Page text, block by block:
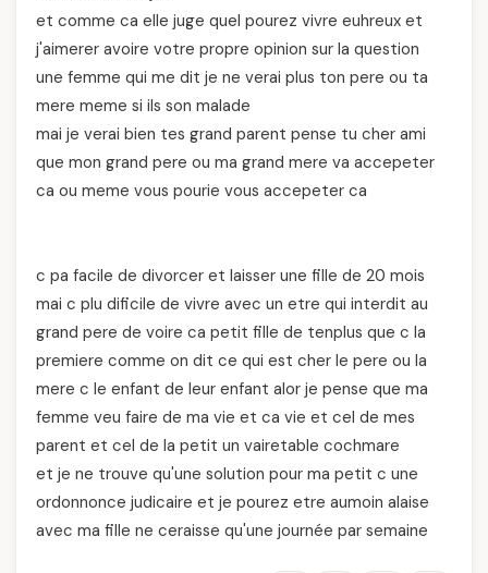
et comme ca elle juge quel pourez vivre euhreux et
j'aimerer avoire votre propre opinion sur la question
une femme qui me dit je ne verai plus ton pere ou ta
mere meme si ils son malade
mai je verai bien tes grand parent pense tu cher ami
que mon grand pere ou ma grand mere va accepeter
ca ou meme vous pourie vous accepeter ca
c pa facile de divorcer et laisser une fille de 20 mois
mai c plu dificile de vivre avec un etre qui interdit au
grand pere de voire ca petit fille de tenplus que c la
premiere comme on dit ce qui est cher le pere ou la
mere c le enfant de leur enfant alor je pense que ma
femme veu faire de ma vie et ca vie et cel de mes
parent et cel de la petit un vairetable cochmare
et je ne trouve qu'une solution pour ma petit c une
ordonnonce judicaire et je pourez etre aumoin alaise
avec ma fille ne ceraisse qu'une journée par semaine